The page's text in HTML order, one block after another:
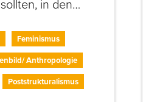
in den…
Feminismus
Anthropologie
Poststrukturalismus